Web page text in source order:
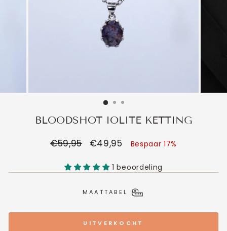
BLOODSHOT IOLITE KETTING
Normale
€59,95 Verkoopprijs
€49,95 Bespaar 17%
1 beoordeling
MAATTABEL
UITVERKOCHT